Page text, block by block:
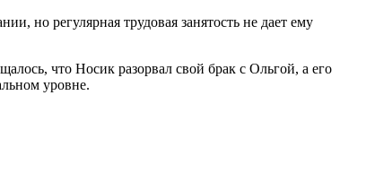
но регулярная трудовая занятость не дает ему
что Носик разорвал свой брак с Ольгой, а его
уровне.